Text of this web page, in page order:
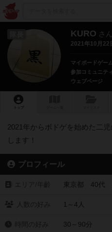
KURO さん
2021年10月22
マイボードゲー
参加コミュニティ
ウェブページ
トップ
2021年からボドゲを始めた二
します！
プロフィール
東京都 40代
1～4人
30～90分